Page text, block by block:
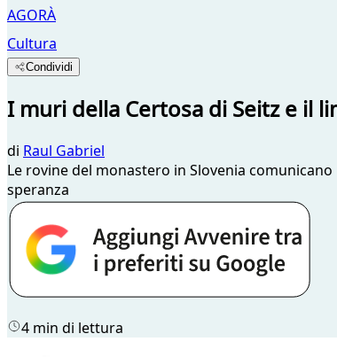
AGORÀ
Cultura
Condividi
I muri della Certosa di Seitz e il
di Raul Gabriel
Le rovine del monastero in Slovenia
speranza
4 min di lettura